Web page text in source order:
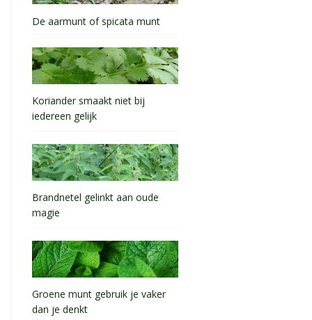
De aarmunt of spicata munt
Koriander smaakt niet bij
iedereen gelijk
Brandnetel gelinkt aan oude
magie
Groene munt gebruik je vaker
dan je denkt